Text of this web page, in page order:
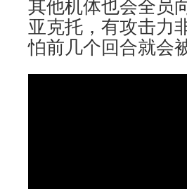
其他机体也会全员
亚克托，有攻击力
怕前几个回合就会